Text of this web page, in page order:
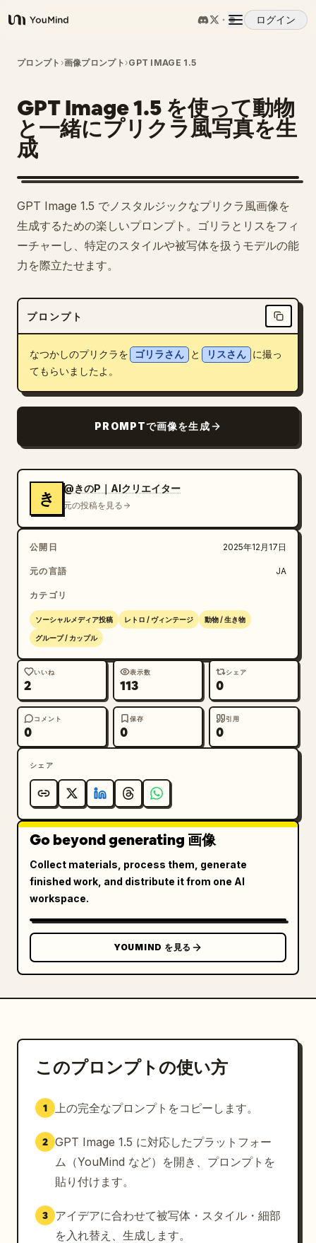
YouMind
ログイン
概要
ユースケース
スキル
プロンプト
料金
ブログ
プロンプト ›画像プロンプト ›GPT IMAGE 1.5
GPT Image 1.5 を使って動物
と一緒にプリクラ風写真を生
成
GPT Image 1.5 でノスタルジックなプリクラ風画像を
生成するための楽しいプロンプト。ゴリラとリスをフィ
ーチャーし、特定のスタイルや被写体を扱うモデルの能
力を際立たせます。
プロンプト
なつかしのプリクラを ゴリラさん と リスさん
に撮っ
てもらいましたよ。
PROMPTで画像を生成
き
@きのP｜AIクリエイター
元の投稿を見る
公開日 2025年12月17日
元の言語 JA
カテゴリ
ソーシャルメディア投稿 レトロ / ヴィンテージ 動物 / 生き物
グループ / カップル
いいね
2
表示数
113
シェア
0
コメント
0
保存
0
引用
0
シェア
Go beyond generating 画像
Collect materials, process them, generate
finished work, and distribute it from one AI
workspace.
YOUMIND を見る
このプロンプトの使い方
1 上の完全なプロンプトをコピーします。
2 GPT Image 1.5 に対応したプラットフォー
ム（YouMind など）を開き、プロンプトを
貼り付けます。
3
アイデアに合わせて被写体・スタイル・細部
を入れ替え、生成します。